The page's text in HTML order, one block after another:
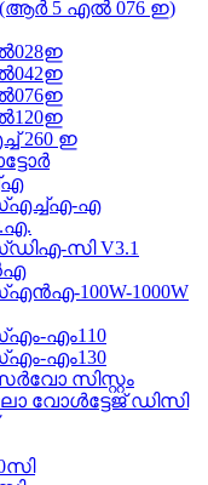
(ആർ 5 എൽ 076 ഇ)
260 ഇ
എ
സി V3.1
100W-1000W
എം110
എം130
സിസ്റ്റം
വോൾട്ടേജ് ഡിസി